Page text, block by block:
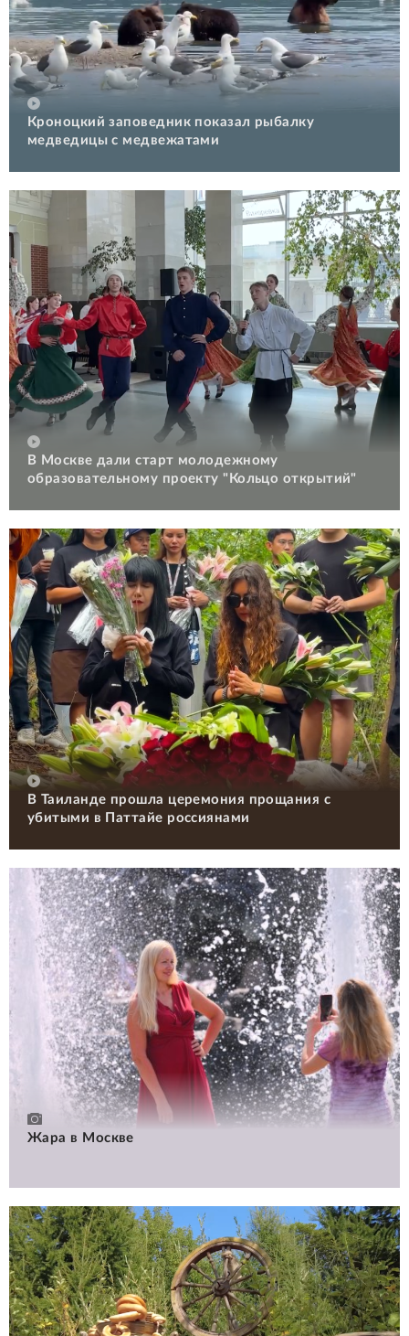
Кроноцкий заповедник показал рыбалку
медведицы с медвежатами
В Москве дали старт молодежному
образовательному проекту "Кольцо открытий"
В Таиланде прошла церемония прощания с
убитыми в Паттайе россиянами
Жара в Москве